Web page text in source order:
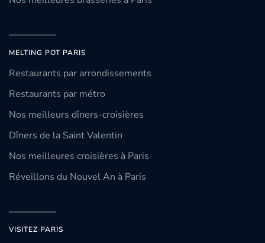
MELTING POT PARIS
Restaurants par arrondissements
Restaurants par métro
Nos meilleurs dîners-croisières
Dîners de la Saint Valentin
Nos meilleures croisières à Paris
Réveillons du Nouvel An à Paris
VISITEZ PARIS